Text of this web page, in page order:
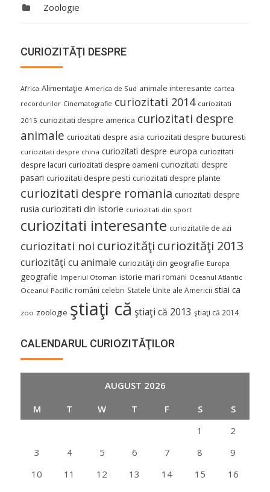
Zoologie
CURIOZITĂŢI DESPRE
Africa Alimentaţie America de Sud animale interesante cartea
recordurilor Cinematografie curiozitati 2014 curiozitati
2015 curiozitati despre america curiozitati despre
animale curiozitati despre asia curiozitati despre bucuresti
curiozitati despre china curiozitati despre europa curiozitati
despre lacuri curiozitati despre oameni curiozitati despre
pasari curiozitati despre pesti curiozitati despre plante
curiozitati despre romania curiozitati despre
rusia curiozitati din istorie curiozitati din sport
curiozitati interesante curiozitatile de azi
curiozitati noi curiozităţi curiozităţi 2013
curiozităţi cu animale curiozităţi din geografie Europa
geografie Imperiul Otoman istorie mari romani Oceanul Atlantic
Oceanul Pacific români celebri Statele Unite ale Americii stiai ca
zoo zoologie ştiaţi că ştiaţi că 2013 ştiaţi că 2014
CALENDARUL CURIOZITĂŢILOR
AUGUST 2026
M
T W T F S
S
1
2
3
4 5 6 7 8
9
10
11 12 13 14 15
16